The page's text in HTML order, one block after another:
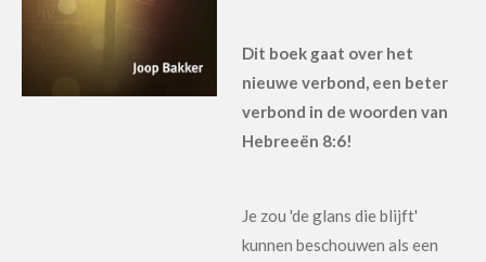
Dit boek gaat over het
nieuwe verbond, een beter
verbond in de woorden van
Hebreeën 8:6!
Je zou 'de glans die blijft'
kunnen beschouwen als een